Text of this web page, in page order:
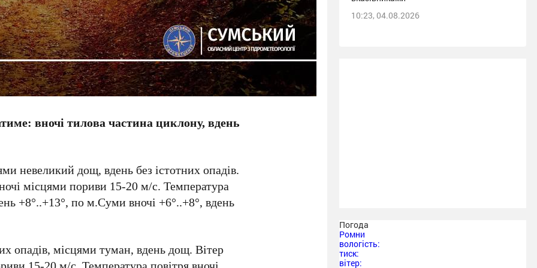
вночі тилова частина циклону, вдень
невеликий дощ, вдень без істотних опадів.
місцями пориви 15-20 м/с. Температура
+8°..+13°, по м.Суми вночі +6°..+8°, вдень
опадів, місцями туман, вдень дощ. Вітер
10:23, 04.08.2026
Погода
Ромни
вологість:
тиск:
вітер: